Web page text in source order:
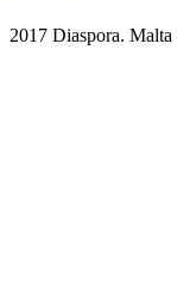
2017 Diaspora.